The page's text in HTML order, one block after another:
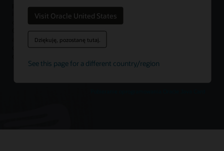
Visit Oracle United States
Dziękuję, pozostanę tutaj.
See this page for a different country/region
inteligentnym i innym zabezpieczonym przed manipulacją chipom
Card to platforma wykonawcza umożliwiająca przechowywanie i
aktualizowanie wielu aplikacji na jednym urządzeniu o
ograniczonych zasobach, zachowując przy tym najwyższe poziomy